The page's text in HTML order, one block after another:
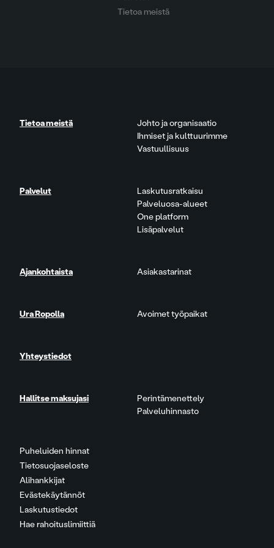
Tietoa meistä
Puheluiden hinnat
Tietosuojaseloste
Alihankkijat
Evästekäytännöt
Laskutustiedot
Hae rahoituslimiittiä
Tietoa meistä
Johto ja organisaatio
Ihmiset ja kulttuurimme
Vastuullisuus
Palvelut
Laskutusratkaisu
Palveluosa-alueet
One platform
Lisäpalvelut
Ajankohtaista Asiakastarinat
Ura Ropolla Avoimet työpaikat
Yhteystiedot
Hallitse maksujasi
Perintämenettely
Palveluhinnasto